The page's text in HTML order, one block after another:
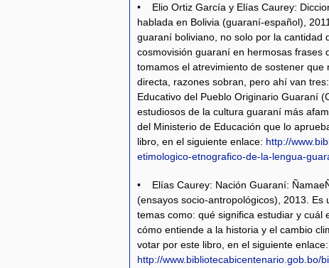
• Elio Ortiz García y Elías Caurey:
hablada en Bolivia (guaraní-español),
guaraní boliviano, no solo por la cantidad
cosmovisión guaraní en hermosas frases
tomamos el atrevimiento de sostener
directa, razones sobran, pero ahí van
Educativo del Pueblo Originario Guaraní
estudiosos de la cultura guaraní más
del Ministerio de Educación que lo
libro, en el siguiente enlace: http://
etimologico-etnografico-de-la-lengua-
• Elías Caurey: Nación Guaraní:
(ensayos socio-antropológicos), 2013.
temas como: qué significa estudiar y cuál
cómo entiende a la historia y el cambio
votar por este libro, en el siguiente enlace:
http://www.bibliotecabicentenario.gob.bo/